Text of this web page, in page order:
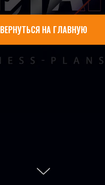
ВЕРНУТЬСЯ НА ГЛАВНУЮ